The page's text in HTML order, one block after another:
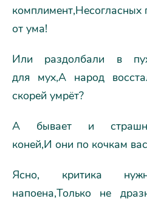
комплимент,Несогласных
от ума!
Или раздолбали в
для мух,А народ
скорей умрёт?
А бывает и
коней,И они по кочкам
Ясно, критика
напоена,Только не